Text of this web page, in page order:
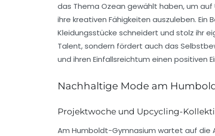
das Thema Ozean gewählt haben, um
ihre kreativen Fähigkeiten auszuleben. Ein
Kleidungsstücke schneidert und stolz ihr
Talent, sondern fördert auch das
und ihren Einfallsreichtum einen positiven
Nachhaltige Mode am
Projektwoche und Upcycling-
Am Humboldt-Gymnasium wartet auf die